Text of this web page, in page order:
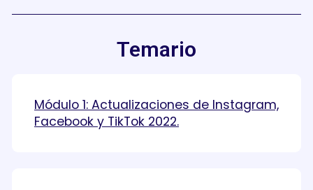
Temario
Módulo 1: Actualizaciones de Instagram,
Facebook y TikTok 2022.